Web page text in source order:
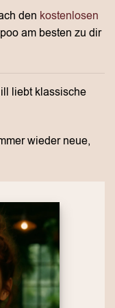
den kostenlosen
am besten zu dir
liebt klassische
wieder neue,